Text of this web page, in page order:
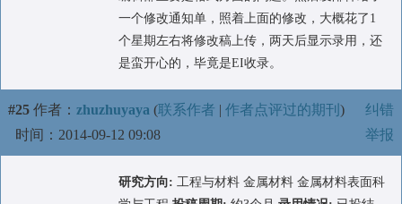
一个修改通知单，照着上面的修改，大概花了1
个星期左右将修改稿上传，两天后显示录用，还
是蛮开心的，毕竟是EI收录。
#25 作者： zhuzhuyaya (联系作者 | 作者点评过的期刊 )
时间：2014-09-12 09:08
纠错
举报
研究方向: 工程与材料 金属材料 金属材料表面科